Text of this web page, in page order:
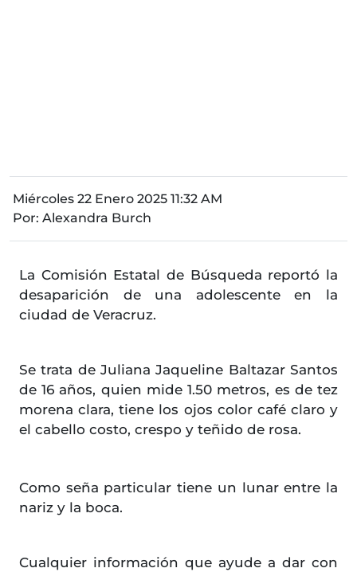
Miércoles 22 Enero 2025 11:32 AM
Por: Alexandra Burch
La Comisión Estatal de Búsqueda reportó la
desaparición de una adolescente en la
ciudad de Veracruz.
Se trata de Juliana Jaqueline Baltazar Santos
de 16 años, quien mide 1.50 metros, es de tez
morena clara, tiene los ojos color café claro y
el cabello costo, crespo y teñido de rosa.
Como seña particular tiene un lunar entre la
nariz y la boca.
Cualquier información que ayude a dar con